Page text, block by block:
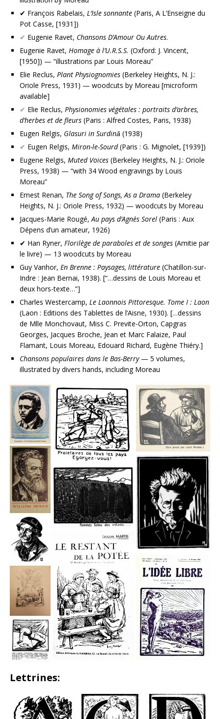
✔ François Rabelais, L’Isle sonnante (Paris, A L’Enseigne du
Pot Casse, [1931])
✔ Eugenie Ravet, Chansons D’Amour Ou Autres.
Eugenie Ravet, Homage à l’U.R.S.S. (Oxford: J. Vincent,
[1950]) — “illustrations par Louis Moreau”
Elie Reclus, Plant Physiognomies (Berkeley Heights, N. J.:
Oriole Press, 1931) — woodcuts by Moreau [microform
available]
✔ Elie Reclus, Physionomies végétales : portraits d’arbres,
d’herbes et de fleurs (Paris : Alfred Costes, Paris, 1938)
Eugen Relgis, Glasuri in Surdină (1938)
✔ Eugen Relgis, Miron-le-Sourd(Paris : G. Mignolet, [1939])
Eugene Relgis, Muted Voices (Berkeley Heights, N. J.: Oriole
Press, 1938) — “with 34 Wood engravings by Louis
Moreau”
Ernest Renan, The Song of Songs, As a Drama (Berkeley
Heights, N. J.: Oriole Press, 1932) — woodcuts by Moreau
Jacques-Marie Rougé,Au pays d’Agnès Sorel (Paris : Aux
Dépens d’un amateur, 1926)
✔ Han Ryner, Florilège de paraboles et de songes (Amitie par
le livre) — 13 woodcuts by Moreau
Guy Vanhor, En Brenne : Paysages, littérature (Chatillon-sur-
Indre : Jean Bernai, 1938). [“…dessins de Louis Moreau et
deux hors-texte…”]
Charles Westercamp, Le Laonnois Pittoresque. Tome I : Laon
(Laon : Editions des Tablettes de l’Aisne, 1930). […dessins
de Mlle Monchovaut, Miss C. Previte-Orton, Capgras
Georges, Jacques Broche, Jean et Marc Falaize, Paul
Flamant, Louis Moreau, Edouard Richard, Eugène Thiéry.]
Chansons populaires dans le Bas-Berry— 5 volumes,
illustrated by divers hands, including Moreau
Lettrines: